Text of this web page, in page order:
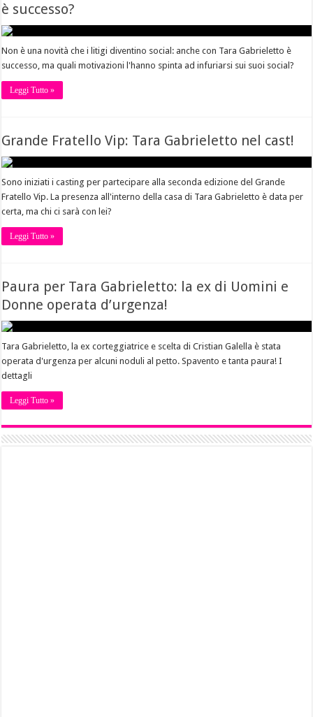
è successo?
Non è una novità che i litigi diventino social: anche con Tara Gabrieletto è
successo, ma quali motivazioni l'hanno spinta ad infuriarsi sui suoi social?
Leggi Tutto »
Grande Fratello Vip: Tara Gabrieletto nel cast!
Sono iniziati i casting per partecipare alla seconda edizione del Grande
Fratello Vip. La presenza all'interno della casa di Tara Gabrieletto è data per
certa, ma chi ci sarà con lei?
Leggi Tutto »
Paura per Tara Gabrieletto: la ex di Uomini e
Donne operata d’urgenza!
Tara Gabrieletto, la ex corteggiatrice e scelta di Cristian Galella è stata
operata d'urgenza per alcuni noduli al petto. Spavento e tanta paura! I
dettagli
Leggi Tutto »